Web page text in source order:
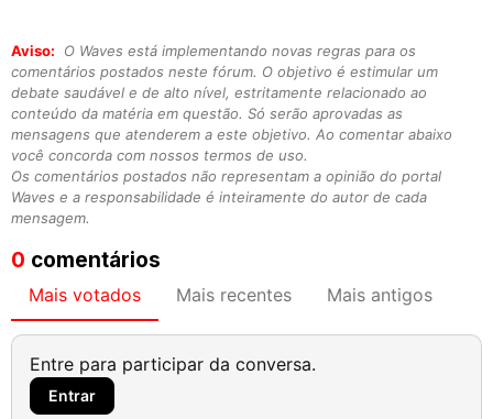
Aviso:
O Waves está implementando novas regras para os
comentários postados neste fórum. O objetivo é estimular um
debate saudável e de alto nível, estritamente relacionado ao
conteúdo da matéria em questão. Só serão aprovadas as
mensagens que atenderem a este objetivo. Ao comentar abaixo
você concorda com nossos termos de uso.
Os comentários postados não representam a opinião do portal
Waves e a responsabilidade é inteiramente do autor de cada
mensagem.
0 comentários
Mais votados Mais recentes Mais antigos
Entre para participar da conversa.
Entrar